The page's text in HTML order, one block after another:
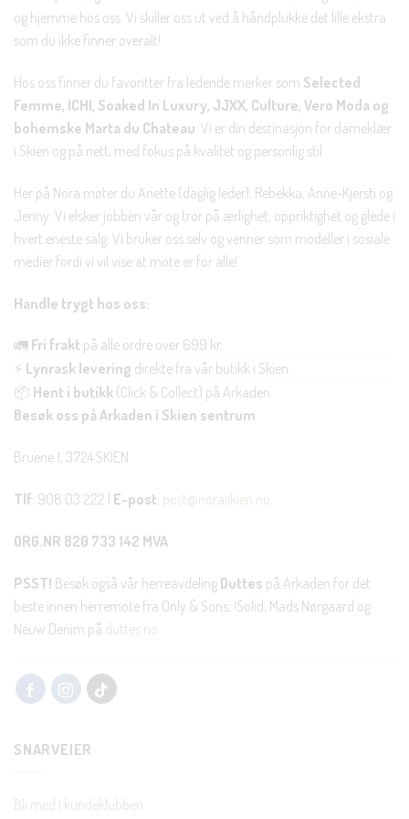
og hjemme hos oss. Vi skiller oss ut ved å håndplukke det lille ekstra
som du ikke finner overalt!
Hos oss finner du favoritter fra ledende merker som Selected
Femme, ICHI, Soaked In Luxury, JJXX, Culture, Vero Moda og
bohemske Marta du Chateau . Vi er din destinasjon for dameklær
i Skien og på nett, med fokus på kvalitet og personlig stil.
Her på Nora møter du Anette (daglig leder), Rebekka, Anne-Kjersti og
Jenny. Vi elsker jobben vår og tror på ærlighet, oppriktighet og glede i
hvert eneste salg. Vi bruker oss selv og venner som modeller i sosiale
medier fordi vi vil vise at mote er for alle!
Handle trygt hos oss:
🚛 Fri frakt på alle ordre over 699 kr.
⚡ Lynrask levering direkte fra vår butikk i Skien.
📦 Hent i butikk (Click & Collect) på Arkaden.
Besøk oss på Arkaden i Skien sentrum
Bruene 1, 3724 SKIEN
Tlf: 908 03 222 | E-post: post@noraskien.no
ORG.NR 820 733 142 MVA
PSST! Besøk også vår herreavdeling Duttes på Arkaden for det
beste innen herremote fra Only & Sons, !Solid, Mads Nørgaard og
Neuw Denim på duttes.no
SNARVEIER
Bli med i kundeklubben